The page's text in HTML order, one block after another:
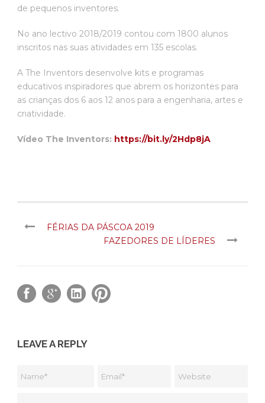
de pequenos inventores.
No ano lectivo 2018/2019 contou com 1800 alunos
inscritos nas suas atividades em 135 escolas.
A The Inventors desenvolve kits e programas
educativos inspiradores que abrem os horizontes para
as crianças dos 6 aos 12 anos para a engenharia, artes e
criatividade.
Vídeo The Inventors: https://bit.ly/2Hdp8jA
FÉRIAS DA PÁSCOA 2019
FAZEDORES DE LÍDERES
LEAVE A REPLY